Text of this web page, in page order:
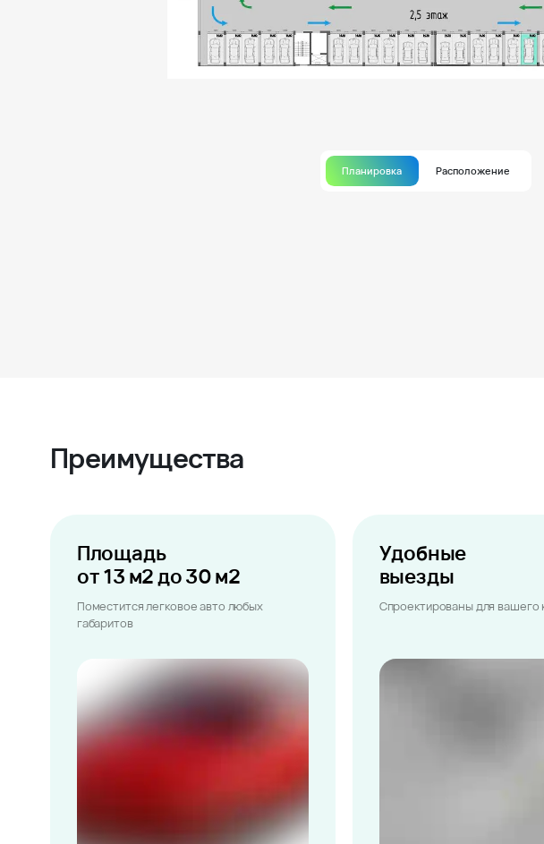
Планировка Расположение
Преимущества
Площадь
от 13 м2 до 30 м2
Поместится легковое авто любых
габаритов
Удобные
выезды
Спроектированы для вашего